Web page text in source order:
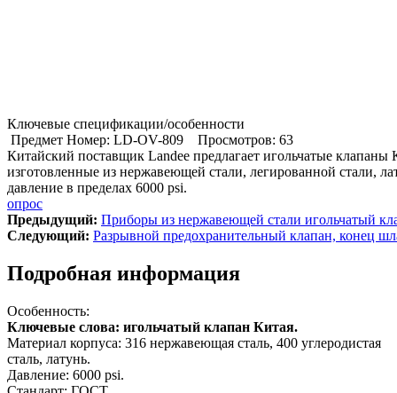
Ключевые спецификации/особенности
Предмет Номер: LD-OV-809
Просмотров: 63
Китайский поставщик Landee предлагает игольчатые клапаны
изготовленные из нержавеющей стали, легированной стали,
давление в пределах 6000 psi.
опрос
Предыдущий: Приборы из нержавеющей стали игольчатый
Cледующий: Разрывной предохранительный клапан, конец
Подробная информация
Особенность:
Ключевые слова: игольчатый клапан Китая.
Материал корпуса: 316 нержавеющая сталь, 400 углеродистая
сталь, латунь.
Давление: 6000 psi.